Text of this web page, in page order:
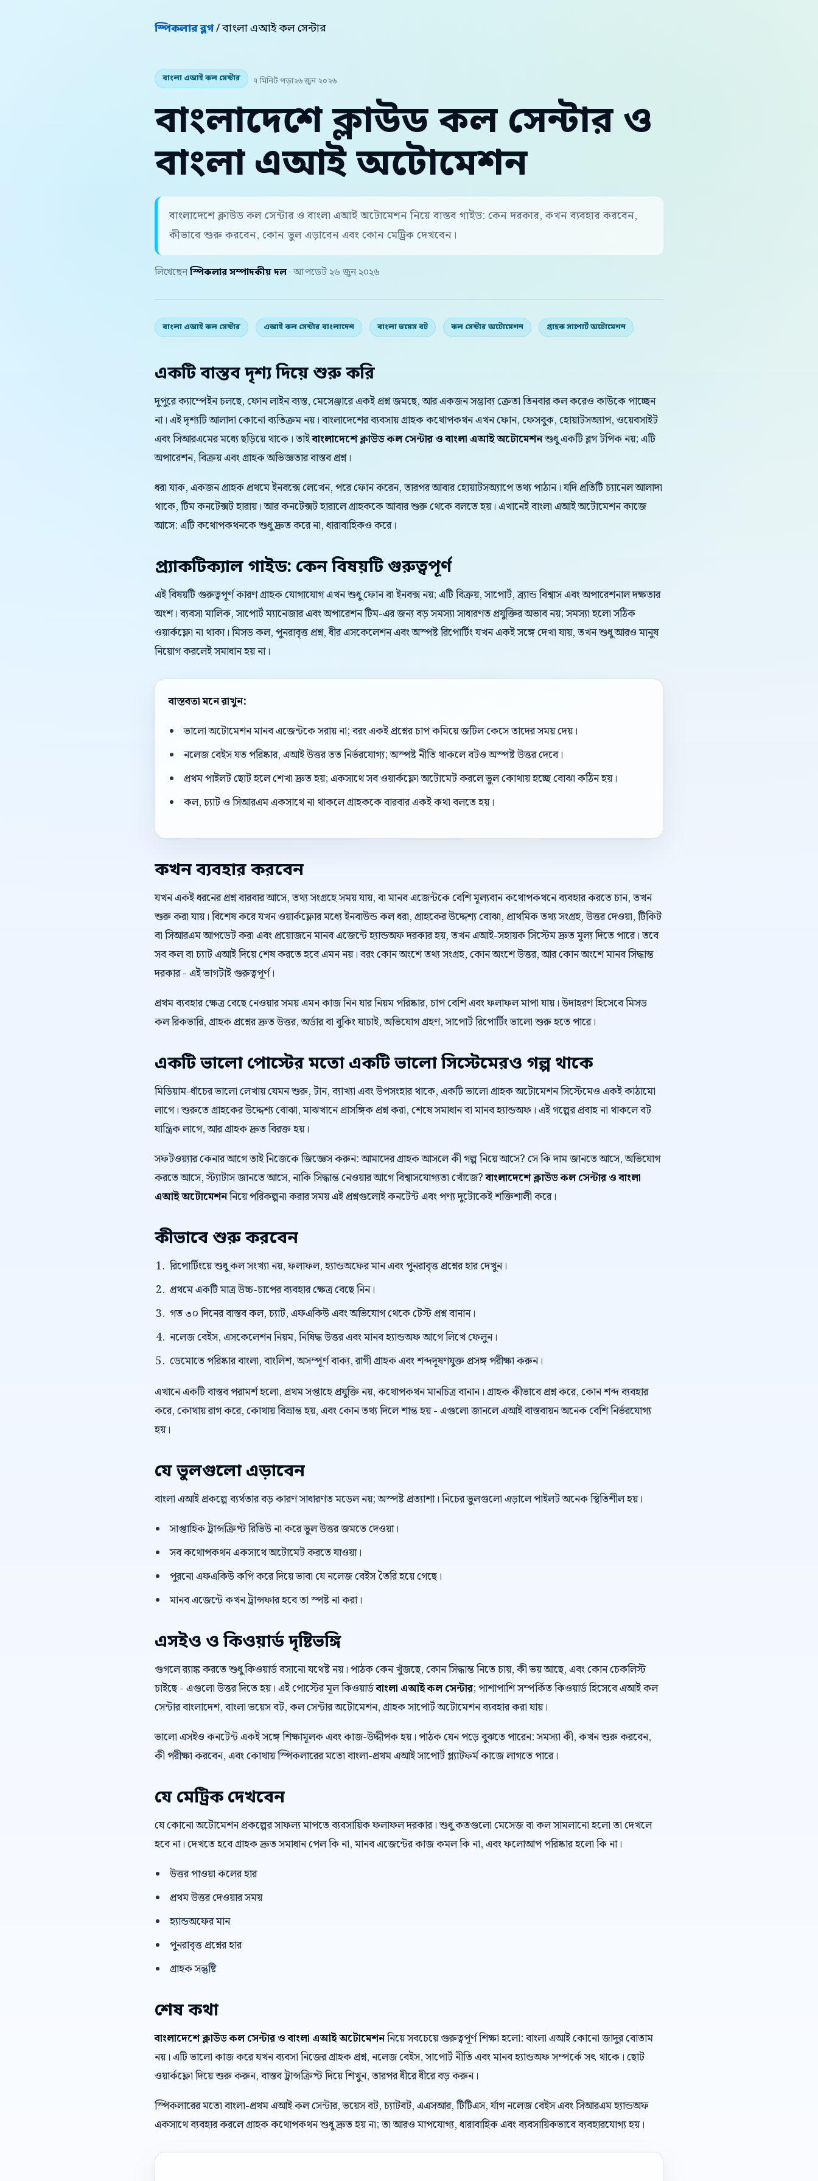
স্পিকলার ব্লগ/ বাংলা এআই কল সেন্টার
বাংলা এআই কল সেন্টার ৭ মিনিট পড়া২৬ জুন ২০২৬
বাংলাদেশে ক্লাউড কল সেন্টার ও
বাংলা এআই অটোমেশন
বাংলাদেশে ক্লাউড কল সেন্টার ও বাংলা এআই অটোমেশন নিয়ে বাস্তব গাইড: কেন দরকার, কখন ব্যবহার করবেন,
কীভাবে শুরু করবেন, কোন ভুল এড়াবেন এবং কোন মেট্রিক দেখবেন।
লিখেছেন স্পিকলার সম্পাদকীয় দল · আপডেট ২৬ জুন ২০২৬
বাংলা এআই কল সেন্টার এআই কল সেন্টার বাংলাদেশ বাংলা ভয়েস বট কল সেন্টার অটোমেশন গ্রাহক সাপোর্ট অটোমেশন
একটি বাস্তব দৃশ্য দিয়ে শুরু করি
দুপুরে ক্যাম্পেইন চলছে, ফোন লাইন ব্যস্ত, মেসেঞ্জারে একই প্রশ্ন জমছে, আর একজন সম্ভাব্য ক্রেতা তিনবার কল করেও কাউকে পাচ্ছেন
না। এই দৃশ্যটি আলাদা কোনো ব্যতিক্রম নয়। বাংলাদেশের ব্যবসায় গ্রাহক কথোপকথন এখন ফোন, ফেসবুক, হোয়াটসঅ্যাপ, ওয়েবসাইট
এবং সিআরএমের মধ্যে ছড়িয়ে থাকে। তাইবাংলাদেশে ক্লাউড কল সেন্টার ও বাংলা এআই অটোমেশনশুধু একটি ব্লগ টপিক নয়; এটি
অপারেশন, বিক্রয় এবং গ্রাহক অভিজ্ঞতার বাস্তব প্রশ্ন।
ধরা যাক, একজন গ্রাহক প্রথমে ইনবক্সে লেখেন, পরে ফোন করেন, তারপর আবার হোয়াটসঅ্যাপে তথ্য পাঠান। যদি প্রতিটি চ্যানেল আলাদা
থাকে, টিম কনটেক্সট হারায়। আর কনটেক্সট হারালে গ্রাহককে আবার শুরু থেকে বলতে হয়। এখানেই বাংলা এআই অটোমেশন কাজে
আসে: এটি কথোপকথনকে শুধু দ্রুত করে না, ধারাবাহিকও করে।
প্র্যাকটিক্যাল গাইড: কেন বিষয়টি গুরুত্বপূর্ণ
এই বিষয়টি গুরুত্বপূর্ণ কারণ গ্রাহক যোগাযোগ এখন শুধু ফোন বা ইনবক্স নয়; এটি বিক্রয়, সাপোর্ট, ব্র্যান্ড বিশ্বাস এবং অপারেশনাল দক্ষতার
অংশ। ব্যবসা মালিক, সাপোর্ট ম্যানেজার এবং অপারেশন টিম-এর জন্য বড় সমস্যা সাধারণত প্রযুক্তির অভাব নয়; সমস্যা হলো সঠিক
ওয়ার্কফ্লো না থাকা। মিসড কল, পুনরাবৃত্ত প্রশ্ন, ধীর এসকেলেশন এবং অস্পষ্ট রিপোর্টিং যখন একই সঙ্গে দেখা যায়, তখন শুধু আরও মানুষ
নিয়োগ করলেই সমাধান হয় না।
বাস্তবতা মনে রাখুন:
ভালো অটোমেশন মানব এজেন্টকে সরায় না; বরং একই প্রশ্নের চাপ কমিয়ে জটিল কেসে তাদের সময় দেয়।
নলেজ বেইস যত পরিষ্কার, এআই উত্তর তত নির্ভরযোগ্য; অস্পষ্ট নীতি থাকলে বটও অস্পষ্ট উত্তর দেবে।
প্রথম পাইলট ছোট হলে শেখা দ্রুত হয়; একসাথে সব ওয়ার্কফ্লো অটোমেট করলে ভুল কোথায় হচ্ছে বোঝা কঠিন হয়।
কল, চ্যাট ও সিআরএম একসাথে না থাকলে গ্রাহককে বারবার একই কথা বলতে হয়।
কখন ব্যবহার করবেন
যখন একই ধরনের প্রশ্ন বারবার আসে, তথ্য সংগ্রহে সময় যায়, বা মানব এজেন্টকে বেশি মূল্যবান কথোপকথনে ব্যবহার করতে চান, তখন
শুরু করা যায়। বিশেষ করে যখন ওয়ার্কফ্লোর মধ্যে ইনবাউন্ড কল ধরা, গ্রাহকের উদ্দেশ্য বোঝা, প্রাথমিক তথ্য সংগ্রহ, উত্তর দেওয়া, টিকিট
বা সিআরএম আপডেট করা এবং প্রয়োজনে মানব এজেন্টে হ্যান্ডঅফ দরকার হয়, তখন এআই-সহায়ক সিস্টেম দ্রুত মূল্য দিতে পারে। তবে
সব কল বা চ্যাট এআই দিয়ে শেষ করতে হবে এমন নয়। বরং কোন অংশে তথ্য সংগ্রহ, কোন অংশে উত্তর, আর কোন অংশে মানব সিদ্ধান্ত
দরকার - এই ভাগটাই গুরুত্বপূর্ণ।
প্রথম ব্যবহার ক্ষেত্র বেছে নেওয়ার সময় এমন কাজ নিন যার নিয়ম পরিষ্কার, চাপ বেশি এবং ফলাফল মাপা যায়। উদাহরণ হিসেবে মিসড
কল রিকভারি, গ্রাহক প্রশ্নের দ্রুত উত্তর, অর্ডার বা বুকিং যাচাই, অভিযোগ গ্রহণ, সাপোর্ট রিপোর্টিং ভালো শুরু হতে পারে।
একটি ভালো পোস্টের মতো একটি ভালো সিস্টেমেরও গল্প থাকে
মিডিয়াম-ধাঁচের ভালো লেখায় যেমন শুরু, টান, ব্যাখ্যা এবং উপসংহার থাকে, একটি ভালো গ্রাহক অটোমেশন সিস্টেমেও একই কাঠামো
লাগে। শুরুতে গ্রাহকের উদ্দেশ্য বোঝা, মাঝখানে প্রাসঙ্গিক প্রশ্ন করা, শেষে সমাধান বা মানব হ্যান্ডঅফ। এই গল্পের প্রবাহ না থাকলে বট
যান্ত্রিক লাগে, আর গ্রাহক দ্রুত বিরক্ত হয়।
সফটওয়্যার কেনার আগে তাই নিজেকে জিজ্ঞেস করুন: আমাদের গ্রাহক আসলে কী গল্প নিয়ে আসে? সে কি দাম জানতে আসে, অভিযোগ
করতে আসে, স্ট্যাটাস জানতে আসে, নাকি সিদ্ধান্ত নেওয়ার আগে বিশ্বাসযোগ্যতা খোঁজে?বাংলাদেশে ক্লাউড কল সেন্টার ও বাংলা
এআই অটোমেশননিয়ে পরিকল্পনা করার সময় এই প্রশ্নগুলোই কনটেন্ট এবং পণ্য দুটোকেই শক্তিশালী করে।
কীভাবে শুরু করবেন
রিপোর্টিংয়ে শুধু কল সংখ্যা নয়, ফলাফল, হ্যান্ডঅফের মান এবং পুনরাবৃত্ত প্রশ্নের হার দেখুন।
প্রথমে একটি মাত্র উচ্চ-চাপের ব্যবহার ক্ষেত্র বেছে নিন।
গত ৩০ দিনের বাস্তব কল, চ্যাট, এফএকিউ এবং অভিযোগ থেকে টেস্ট প্রশ্ন বানান।
নলেজ বেইস, এসকেলেশন নিয়ম, নিষিদ্ধ উত্তর এবং মানব হ্যান্ডঅফ আগে লিখে ফেলুন।
ডেমোতে পরিষ্কার বাংলা, বাংলিশ, অসম্পূর্ণ বাক্য, রাগী গ্রাহক এবং শব্দদূষণযুক্ত প্রসঙ্গ পরীক্ষা করুন।
এখানে একটি বাস্তব পরামর্শ হলো, প্রথম সপ্তাহে প্রযুক্তি নয়, কথোপকথন মানচিত্র বানান। গ্রাহক কীভাবে প্রশ্ন করে, কোন শব্দ ব্যবহার
করে, কোথায় রাগ করে, কোথায় বিভ্রান্ত হয়, এবং কোন তথ্য দিলে শান্ত হয় - এগুলো জানলে এআই বাস্তবায়ন অনেক বেশি নির্ভরযোগ্য
হয়।
যে ভুলগুলো এড়াবেন
বাংলা এআই প্রকল্পে ব্যর্থতার বড় কারণ সাধারণত মডেল নয়; অস্পষ্ট প্রত্যাশা। নিচের ভুলগুলো এড়ালে পাইলট অনেক স্থিতিশীল হয়।
সাপ্তাহিক ট্রান্সক্রিপ্ট রিভিউ না করে ভুল উত্তর জমতে দেওয়া।
সব কথোপকথন একসাথে অটোমেট করতে যাওয়া।
পুরনো এফএকিউ কপি করে দিয়ে ভাবা যে নলেজ বেইস তৈরি হয়ে গেছে।
মানব এজেন্টে কখন ট্রান্সফার হবে তা স্পষ্ট না করা।
এসইও ও কিওয়ার্ড দৃষ্টিভঙ্গি
গুগলে র‍্যাঙ্ক করতে শুধু কিওয়ার্ড বসানো যথেষ্ট নয়। পাঠক কেন খুঁজছে, কোন সিদ্ধান্ত নিতে চায়, কী ভয় আছে, এবং কোন চেকলিস্ট
চাইছে - এগুলো উত্তর দিতে হয়। এই পোস্টের মূল কিওয়ার্ডবাংলা এআই কল সেন্টার; পাশাপাশি সম্পর্কিত কিওয়ার্ড হিসেবে এআই কল
সেন্টার বাংলাদেশ, বাংলা ভয়েস বট, কল সেন্টার অটোমেশন, গ্রাহক সাপোর্ট অটোমেশন ব্যবহার করা যায়।
ভালো এসইও কনটেন্ট একই সঙ্গে শিক্ষামূলক এবং কাজ-উদ্দীপক হয়। পাঠক যেন পড়ে বুঝতে পারেন: সমস্যা কী, কখন শুরু করবেন,
কী পরীক্ষা করবেন, এবং কোথায় স্পিকলারের মতো বাংলা-প্রথম এআই সাপোর্ট প্ল্যাটফর্ম কাজে লাগতে পারে।
যে মেট্রিক দেখবেন
যে কোনো অটোমেশন প্রকল্পের সাফল্য মাপতে ব্যবসায়িক ফলাফল দরকার। শুধু কতগুলো মেসেজ বা কল সামলানো হলো তা দেখলে
হবে না। দেখতে হবে গ্রাহক দ্রুত সমাধান পেল কি না, মানব এজেন্টের কাজ কমল কি না, এবং ফলোআপ পরিষ্কার হলো কি না।
উত্তর পাওয়া কলের হার
প্রথম উত্তর দেওয়ার সময়
হ্যান্ডঅফের মান
পুনরাবৃত্ত প্রশ্নের হার
গ্রাহক সন্তুষ্টি
শেষ কথা
বাংলাদেশে ক্লাউড কল সেন্টার ও বাংলা এআই অটোমেশননিয়ে সবচেয়ে গুরুত্বপূর্ণ শিক্ষা হলো: বাংলা এআই কোনো জাদুর বোতাম
নয়। এটি ভালো কাজ করে যখন ব্যবসা নিজের গ্রাহক প্রশ্ন, নলেজ বেইস, সাপোর্ট নীতি এবং মানব হ্যান্ডঅফ সম্পর্কে সৎ থাকে। ছোট
ওয়ার্কফ্লো দিয়ে শুরু করুন, বাস্তব ট্রান্সক্রিপ্ট দিয়ে শিখুন, তারপর ধীরে ধীরে বড় করুন।
স্পিকলারের মতো বাংলা-প্রথম এআই কল সেন্টার, ভয়েস বট, চ্যাটবট, এএসআর, টিটিএস, র্যাগ নলেজ বেইস এবং সিআরএম হ্যান্ডঅফ
একসাথে ব্যবহার করলে গ্রাহক কথোপকথন শুধু দ্রুত হয় না; তা আরও মাপযোগ্য, ধারাবাহিক এবং ব্যবসায়িকভাবে ব্যবহারযোগ্য হয়।